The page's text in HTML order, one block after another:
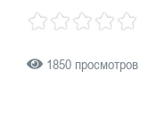
1850 просмотров